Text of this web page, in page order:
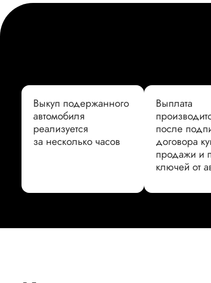
Выкуп подержанного
автомобиля
реализуется
за несколько часов
Выплата
после
договора
продажи и
ключей от